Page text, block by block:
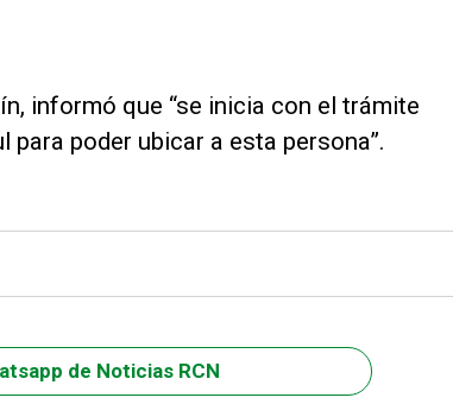
informó que “se inicia con el trámite
poder ubicar a esta persona”.
de Noticias RCN